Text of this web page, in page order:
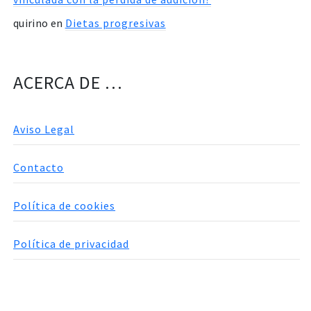
quirino en Dietas progresivas
ACERCA DE …
Aviso Legal
Contacto
Política de cookies
Política de privacidad